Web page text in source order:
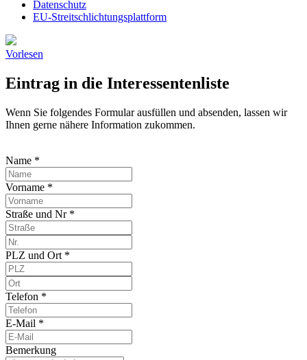
Datenschutz
EU-Streitschlichtungsplattform
Vorlesen
Eintrag in die Interessentenliste
Wenn Sie folgendes Formular ausfüllen und absenden, lassen wir
Ihnen gerne nähere Information zukommen.
Name *
Vorname *
Straße und Nr *
PLZ und Ort *
Telefon *
E-Mail *
Bemerkung